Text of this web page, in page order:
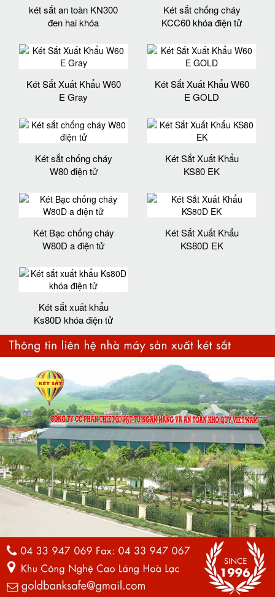
két sắt an toàn KN300
đen hai khóa
Két sắt chống cháy
KCC60 khóa điện tử
Két Sắt Xuất Khẩu W60
E Gray
Két Sắt Xuất Khẩu W60
E GOLD
Két sắt chống cháy
W80 điện tử
Két Sắt Xuất Khẩu
KS80 EK
Két Bạc chống cháy
W80D a điện tử
Két Sắt Xuất Khẩu
KS80D EK
Két sắt xuất khẩu
Ks80D khóa điện tử